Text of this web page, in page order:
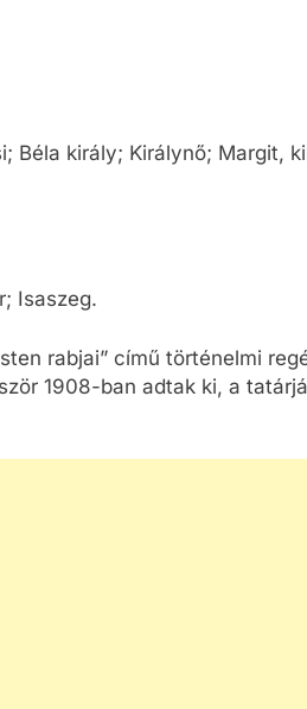
Béla király; Királynő; Margit,
Isaszeg.
rabjai” című történelmi
1908-ban adtak ki, a